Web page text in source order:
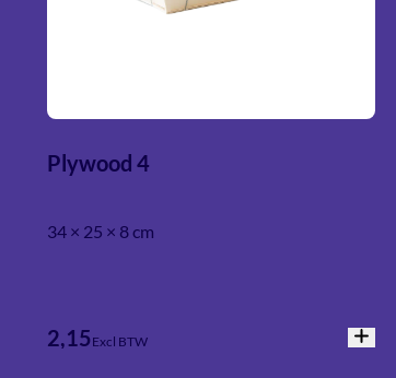
Plywood 4
34 × 25 × 8 cm
2,15Excl BTW